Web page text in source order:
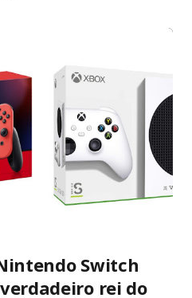
Switch
rei do